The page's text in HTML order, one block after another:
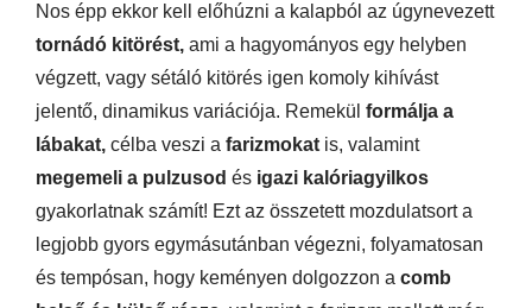
Nos épp ekkor kell előhúzni a kalapból az úgynevezett
tornádó kitörést, ami a hagyományos egy helyben
végzett, vagy sétáló kitörés igen komoly kihívást
jelentő, dinamikus variációja. Remekül formálja a
lábakat, célba veszi a farizmokat is, valamint
megemeli a pulzusod és igazi kalóriagyilkos
gyakorlatnak számít! Ezt az összetett mozdulatsort a
legjobb gyors egymásutánban végezni, folyamatosan
és tempósan, hogy keményen dolgozzon a comb